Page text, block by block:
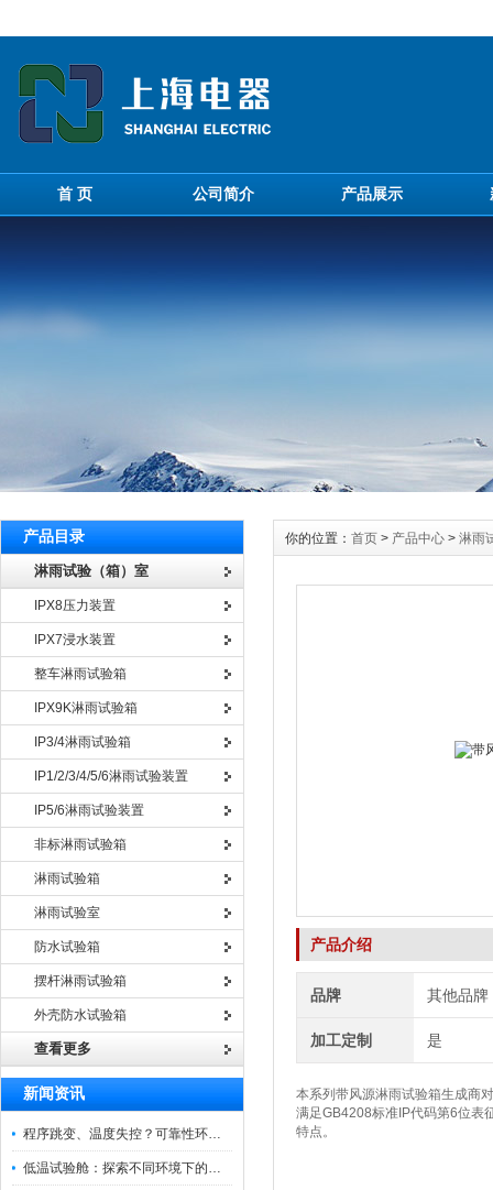
首 页 公司简介 产品展示
产品目录
淋雨试验（箱）室
IPX8压力装置
IPX7浸水装置
整车淋雨试验箱
IPX9K淋雨试验箱
IP3/4淋雨试验箱
IP1/2/3/4/5/6淋雨试验装置
IP5/6淋雨试验装置
非标淋雨试验箱
淋雨试验箱
淋雨试验室
防水试验箱
摆杆淋雨试验箱
外壳防水试验箱
查看更多
新闻资讯
程序跳变、温度失控？可靠性环境试验箱控制系统故障处理
低温试验舱：探索不同环境下的科技边界
你的位置： 首页 > 产品中心 > 淋雨
产品介绍
品牌 其他品牌
加工定制 是
本系列带风源淋雨试验箱生成商
满足GB4208标准IP代码第6位表
特点。